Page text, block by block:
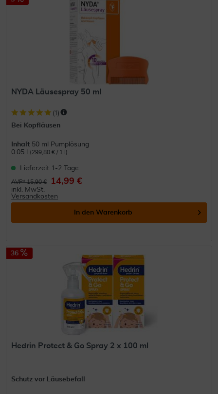
NYDA Läusespray 50 ml
(1)
Bei Kopfläusen
Inhalt 50 ml Pumplösung
0.05 l
(299,80 € / 1 l)
Lieferzeit 1-2 Tage
AVP* 15,90 € 14,99 €
inkl. MwSt.
Versandkosten
In den Warenkorb
36
Hedrin Protect & Go Spray 2 x 100 ml
Schutz vor Läusebefall